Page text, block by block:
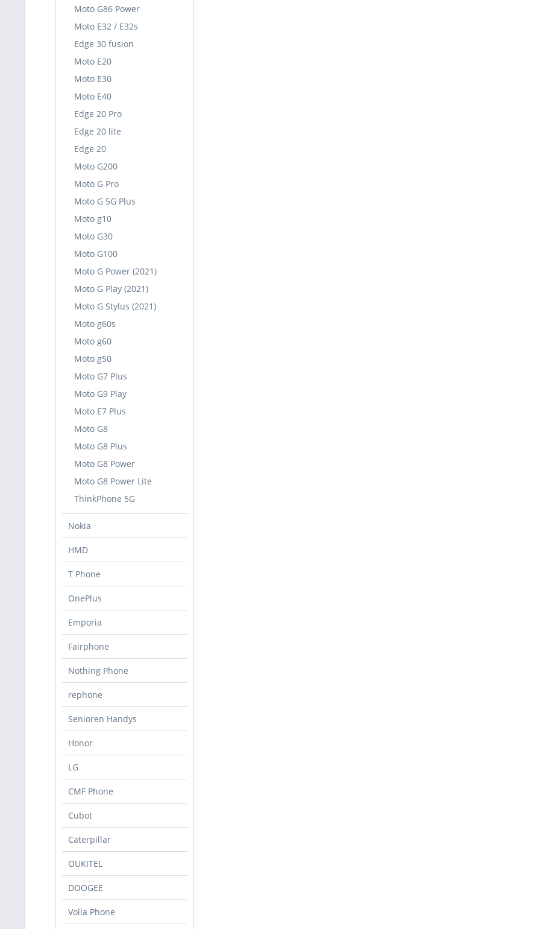
Moto G86 Power
Moto E32 / E32s
Edge 30 fusion
Moto E20
Moto E30
Moto E40
Edge 20 Pro
Edge 20 lite
Edge 20
Moto G200
Moto G Pro
Moto G 5G Plus
Moto g10
Moto G30
Moto G100
Moto G Power (2021)
Moto G Play (2021)
Moto G Stylus (2021)
Moto g60s
Moto g60
Moto g50
Moto G7 Plus
Moto G9 Play
Moto E7 Plus
Moto G8
Moto G8 Plus
Moto G8 Power
Moto G8 Power Lite
ThinkPhone 5G
Nokia
HMD
T Phone
OnePlus
Emporia
Fairphone
Nothing Phone
rephone
Senioren Handys
Honor
LG
CMF Phone
Cubot
Caterpillar
OUKITEL
DOOGEE
Volla Phone